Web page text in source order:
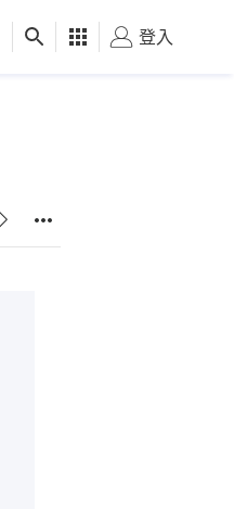
健康 好食玩飛
登入